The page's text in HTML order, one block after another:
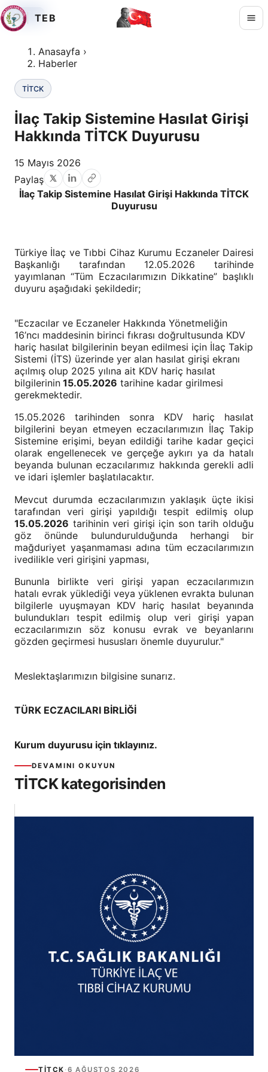
TEB
Anasayfa ›
Haberler
TİTCK
İlaç Takip Sistemine Hasılat Girişi
Hakkında TİTCK Duyurusu
15 Mayıs 2026
Paylaş
İlaç Takip Sistemine Hasılat Girişi Hakkında TİTCK
Duyurusu
Türkiye İlaç ve Tıbbi Cihaz Kurumu Eczaneler Dairesi
Başkanlığı tarafından 12.05.2026 tarihinde
yayımlanan “Tüm Eczacılarımızın Dikkatine” başlıklı
duyuru aşağıdaki şekildedir;
"Eczacılar ve Eczaneler Hakkında Yönetmeliğin
16’ncı maddesinin birinci fıkrası doğrultusunda KDV
hariç hasılat bilgilerinin beyan edilmesi için İlaç Takip
Sistemi (İTS) üzerinde yer alan hasılat girişi ekranı
açılmış olup 2025 yılına ait KDV hariç hasılat
bilgilerinin 15.05.2026 tarihine kadar girilmesi
gerekmektedir.
15.05.2026 tarihinden sonra KDV hariç hasılat
bilgilerini beyan etmeyen eczacılarımızın İlaç Takip
Sistemine erişimi, beyan edildiği tarihe kadar geçici
olarak engellenecek ve gerçeğe aykırı ya da hatalı
beyanda bulunan eczacılarımız hakkında gerekli adli
ve idari işlemler başlatılacaktır.
Mevcut durumda eczacılarımızın yaklaşık üçte ikisi
tarafından veri girişi yapıldığı tespit edilmiş olup
15.05.2026 tarihinin veri girişi için son tarih olduğu
göz önünde bulundurulduğunda herhangi bir
mağduriyet yaşanmaması adına tüm eczacılarımızın
ivedilikle veri girişini yapması,
Bununla birlikte veri girişi yapan eczacılarımızın
hatalı evrak yüklediği veya yüklenen evrakta bulunan
bilgilerle uyuşmayan KDV hariç hasılat beyanında
bulundukları tespit edilmiş olup veri girişi yapan
eczacılarımızın söz konusu evrak ve beyanlarını
gözden geçirmesi hususları önemle duyurulur."
Meslektaşlarımızın bilgisine sunarız.
TÜRK ECZACILARI BİRLİĞİ
Kurum duyurusu için tıklayınız.
DEVAMINI OKUYUN
TİTCK kategorisinden
TİTCK
TİTCK ·6 AĞUSTOS 2026
TİTCK
TİTCK